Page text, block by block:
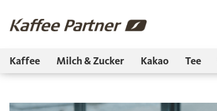
Kaffee Milch & Zucker Kakao Tee